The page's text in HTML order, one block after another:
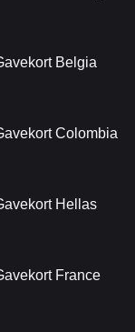
Belgia
Colombia
Hellas
France